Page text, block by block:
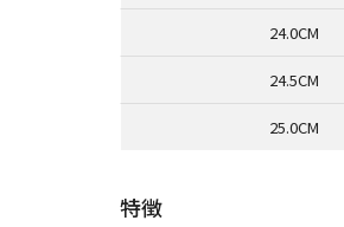
特徴
24.0CM
24.5CM
25.0CM